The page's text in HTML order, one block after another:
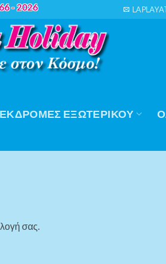
- 2026
ΕΚΔΡΟΜΈΣ ΕΞΩΤΕΡΙΚΟΎ
σας.